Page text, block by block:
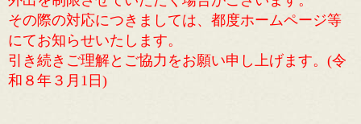
その際の対応につきましては、都度ホームページ等
にてお知らせいたします。
引き続きご理解とご協力をお願い申し上げます。(令
和８年３月1日)